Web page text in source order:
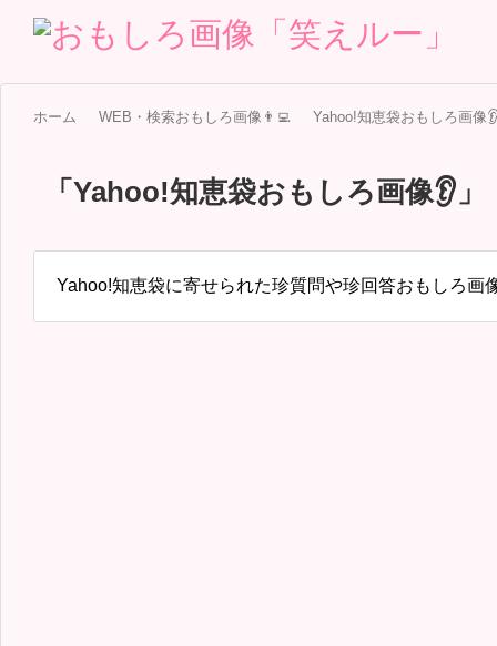
ホーム WEB・検索おもしろ画像👨‍💻 Yahoo!知恵袋おもしろ画像👂
「 Yahoo!知恵袋おもしろ画像👂 」
Yahoo!知恵袋に寄せられた珍質問や珍回答おもしろ画